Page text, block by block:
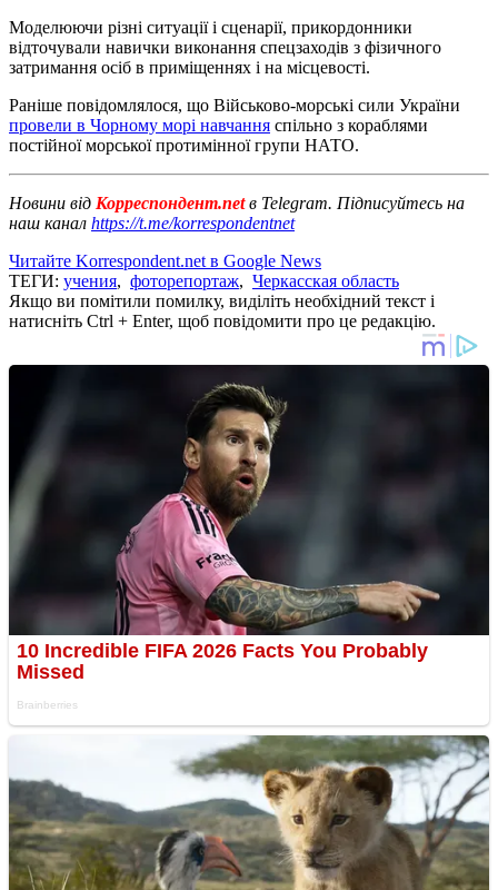
Моделюючи різні ситуації і сценарії, прикордонники
відточували навички виконання спецзаходів з фізичного
затримання осіб в приміщеннях і на місцевості.
Раніше повідомлялося, що Військово-морські сили України
провели в Чорному морі навчання спільно з кораблями
постійної морської протимінної групи НАТО.
Новини від Корреспондент.netв Telegram. Підписуйтесь на
наш канал https://t.me/korrespondentnet
Читайте Korrespondent.net в Google News
ТЕГИ: учения, фоторепортаж, Черкасская область
Якщо ви помітили помилку, виділіть необхідний текст і
натисніть Ctrl + Enter, щоб повідомити про це редакцію.